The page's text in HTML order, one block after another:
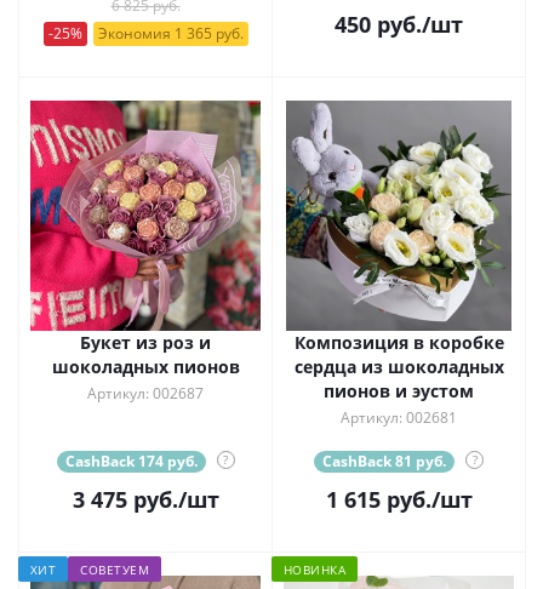
6 825 руб.
-25%
Экономия 1 365 руб. 450 руб./шт
Букет из роз и
шоколадных пионов
Артикул: 002687
CashBack 174 руб. ?
3 475руб./шт
Композиция в коробке
сердца из шоколадных
пионов и эустом
Артикул: 002681
CashBack 81 руб. ?
1 615руб./шт
ХИТ СОВЕТУЕМ НОВИНКА